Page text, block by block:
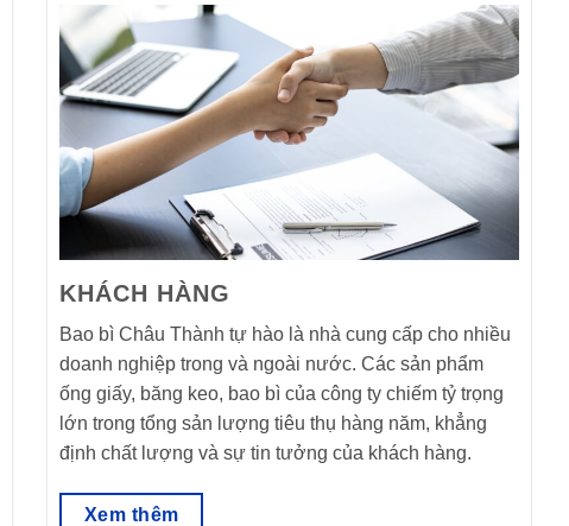
KHÁCH HÀNG
Bao bì Châu Thành tự hào là nhà cung cấp cho nhiều
doanh nghiệp trong và ngoài nước. Các sản phẩm
ống giấy, băng keo, bao bì của công ty chiếm tỷ trọng
lớn trong tổng sản lượng tiêu thụ hàng năm, khẳng
định chất lượng và sự tin tưởng của khách hàng.
Xem thêm